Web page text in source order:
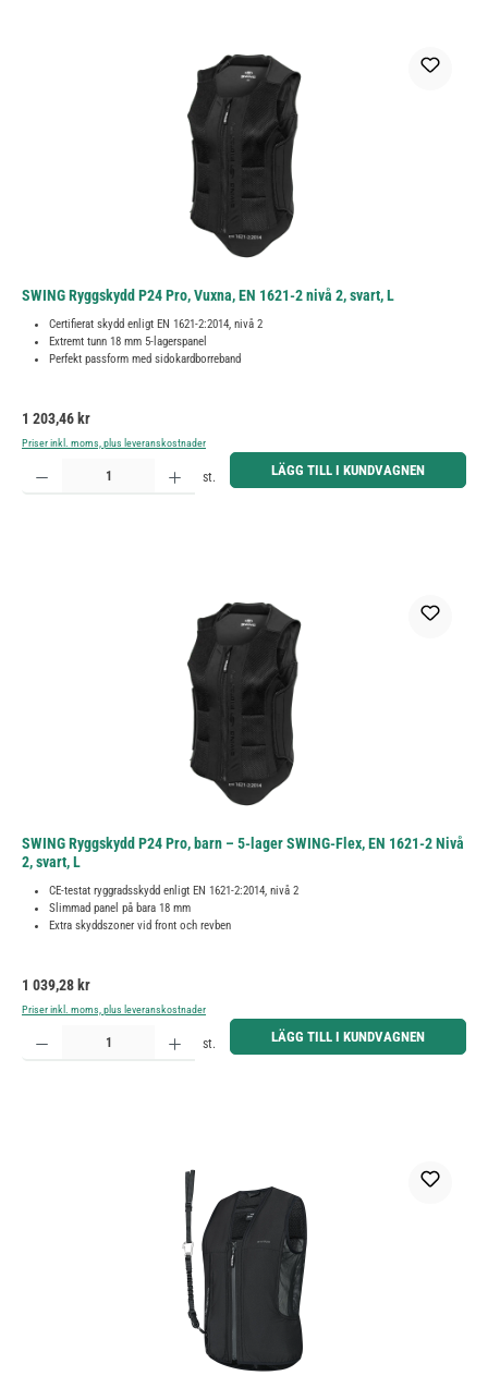
SWING Ryggskydd P24 Pro, Vuxna, EN 1621-2 nivå 2, svart, L
Certifierat skydd enligt EN 1621-2:2014, nivå 2
Extremt tunn 18 mm 5-lagerspanel
Perfekt passform med sidokardborreband
Ordinarie pris:
1 203,46 kr
Priser inkl. moms, plus leveranskostnader
Produktkvantitet: Ange önskat belopp eller använd knapparna för att öka eller minska kvantiteten.
st. LÄGG TILL I KUNDVAGNEN
SWING Ryggskydd P24 Pro, barn – 5-lager SWING-Flex, EN 1621-2 Nivå
2, svart, L
CE-testat ryggradsskydd enligt EN 1621-2:2014, nivå 2
Slimmad panel på bara 18 mm
Extra skyddszoner vid front och revben
Ordinarie pris:
1 039,28 kr
Priser inkl. moms, plus leveranskostnader
Produktkvantitet: Ange önskat belopp eller använd knapparna för att öka eller minska kvantiteten.
st. LÄGG TILL I KUNDVAGNEN